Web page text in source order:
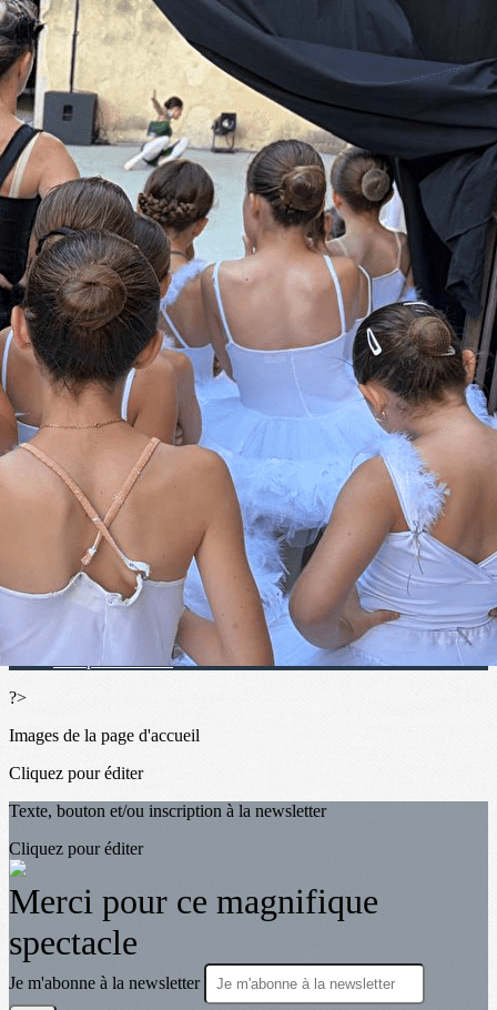
Exporter les lignes sélectionnées
Exporter toutes les colonnes
Exporter uniquement les colonnes affichées
Menu
<
>
Présentation
Nos professeures
Ajoutez un logo, un bouton, des réseaux sociaux
Cliquez pour éditer
Nous découvrir▴ ▾
Présentation
Nos professeures
Stages de danse ADLDV
▾
Inscription 2025-2026
Contact▴
Se connecter
Présentation
Nos professeures
?>
Images de la page d'accueil
Cliquez pour éditer
Texte, bouton et/ou inscription à la newsletter
Cliquez pour éditer
Merci pour ce magnifique
spectacle
Je m'abonne à la newsletter